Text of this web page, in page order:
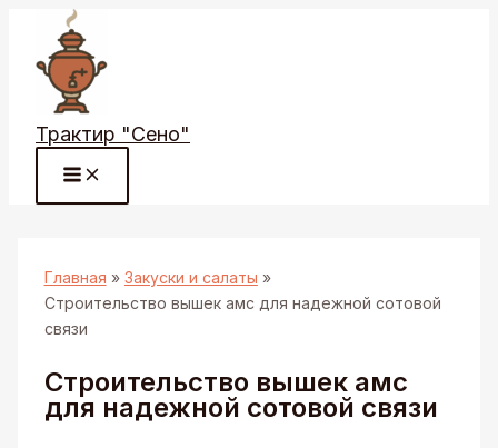
Перейти
содержимому
Трактир "Сено"
Главная
Закуски и салаты
Строительство вышек амс для надежной сотовой
связи
Строительство вышек амс
для надежной сотовой связи